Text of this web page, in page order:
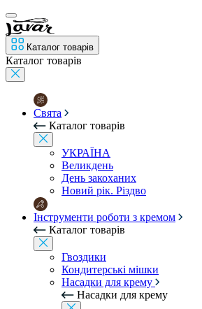
Каталог товарів
Каталог товарів
Свята
Каталог товарів
УКРАЇНА
Великдень
День закоханих
Новий рік. Різдво
Інструменти роботи з кремом
Каталог товарів
Гвоздики
Кондитерські мішки
Насадки для крему
Насадки для крему